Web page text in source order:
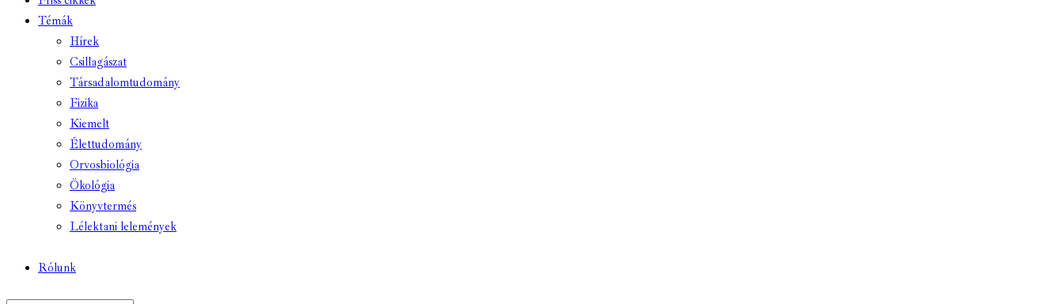
Témák
Hírek
Csillagászat
Társadalomtudomány
Fizika
Kiemelt
Élettudomány
Orvosbiológia
Ökológia
Könyvtermés
Lélektani lelemények
Rólunk